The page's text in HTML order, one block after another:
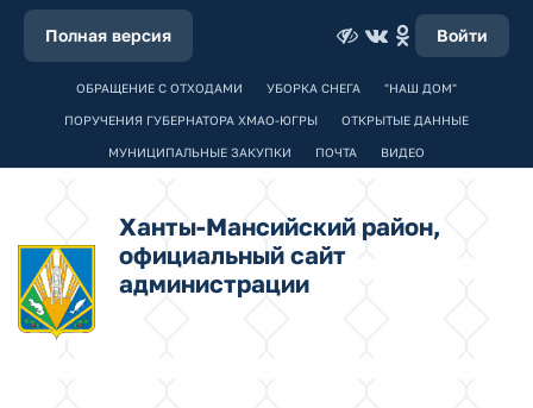
Полная версия Войти
ОБРАЩЕНИЕ С ОТХОДАМИ УБОРКА СНЕГА "НАШ ДОМ"
ПОРУЧЕНИЯ ГУБЕРНАТОРА ХМАО-ЮГРЫ ОТКРЫТЫЕ ДАННЫЕ
МУНИЦИПАЛЬНЫЕ ЗАКУПКИ ПОЧТА ВИДЕО
Ханты-Мансийский район,
официальный сайт
администрации